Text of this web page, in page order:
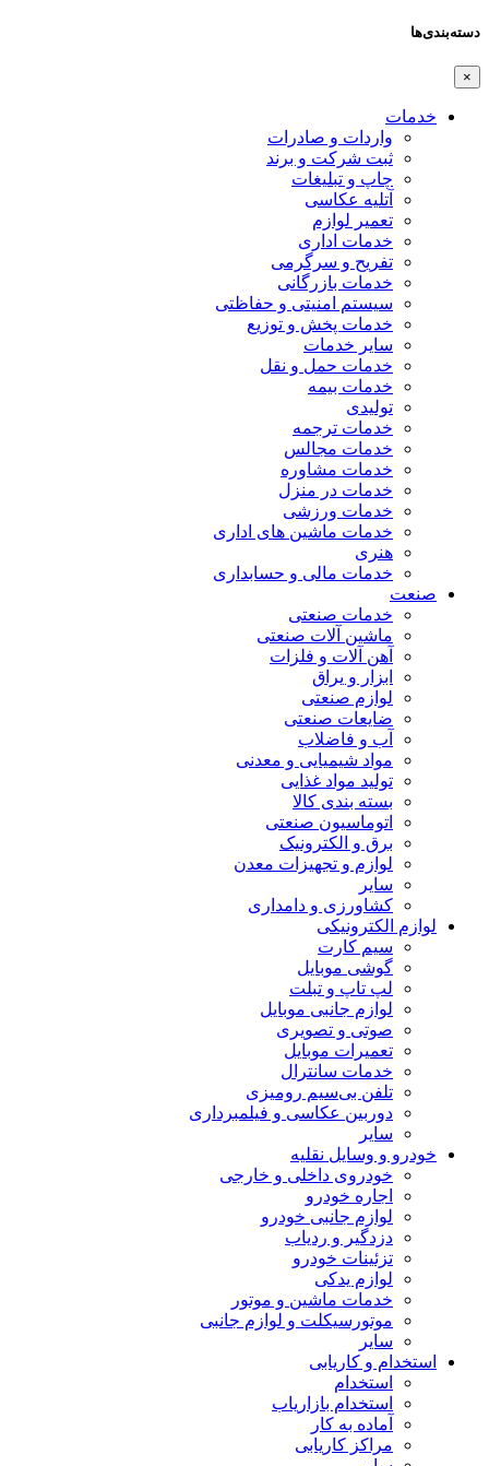
دسته‌بندی‌ها
×
خدمات
واردات و صادرات
ثبت شرکت و برند
چاپ و تبلیغات
آتلیه عکاسی
تعمیر لوازم
خدمات اداری
تفریح و سرگرمی
خدمات بازرگانی
سیستم امنیتی و حفاظتی
خدمات پخش و توزیع
سایر خدمات
خدمات حمل و نقل
خدمات بیمه
تولیدی
خدمات ترجمه
خدمات مجالس
خدمات مشاوره
خدمات در منزل
خدمات ورزشی
خدمات ماشین های اداری
هنری
خدمات مالی و حسابداری
صنعت
خدمات صنعتی
ماشین آلات صنعتی
آهن آلات و فلزات
ابزار و یراق
لوازم صنعتی
ضایعات صنعتی
آب و فاضلاب
مواد شیمیایی و معدنی
تولید مواد غذایی
بسته بندی کالا
اتوماسیون صنعتی
برق و الکترونیک
لوازم و تجهیزات معدن
سایر
کشاورزی و دامداری
لوازم الکترونیکی
سیم کارت
گوشی موبایل
لپ تاپ و تبلت
لوازم جانبی موبایل
صوتی و تصویری
تعمیرات موبایل
خدمات سانترال
تلفن بی‌سیم رومیزی
دوربین عکاسی و فیلمبرداری
سایر
خودرو و وسایل نقلیه
خودروی داخلی و خارجی
اجاره خودرو
لوازم جانبی خودرو
دزدگیر و ردیاب
تزئینات خودرو
لوازم یدکی
خدمات ماشین و موتور
موتورسیکلت و لوازم جانبی
سایر
استخدام و کاریابی
استخدام
استخدام بازاریاب
آماده به کار
مراکز کاریابی